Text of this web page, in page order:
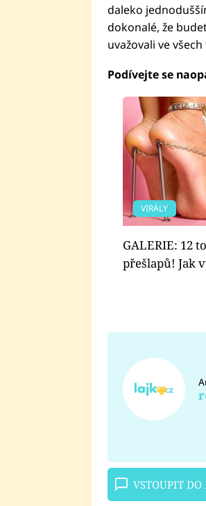
daleko
dokonalé, že
uvažovali ve
Podívejte se
VIRÁLY
GALERIE: 12
přešlapů! Jak
VSTOUPIT DO